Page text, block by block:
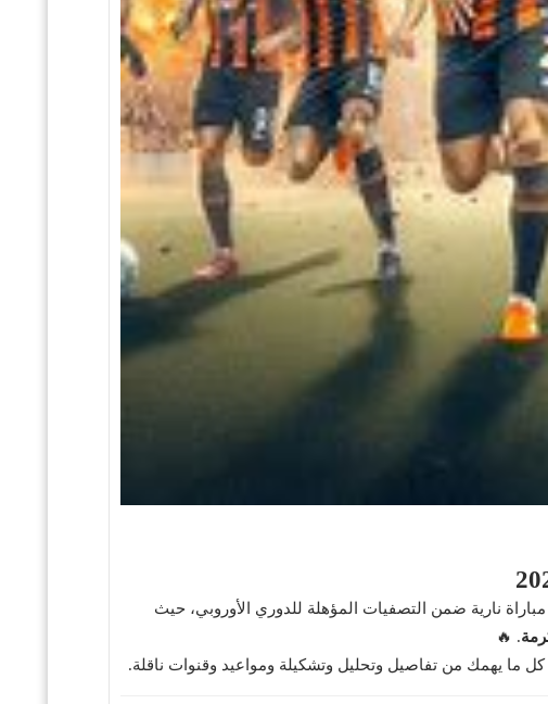
نارية ضمن التصفيات المؤهلة للدوري الأوروبي، حيث
. 🔥
ما يهمك من تفاصيل وتحليل وتشكيلة ومواعيد وقنوات ناقلة.